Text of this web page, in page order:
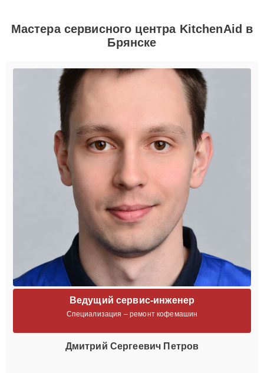
Мастера сервисного центра KitchenAid в
Брянске
Ведущий сервис-инженер
Специализация – ремонт кофемашин
Дмитрий Сергеевич Петров